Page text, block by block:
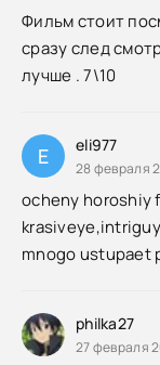
Фильм стоит
сразу след
лучше . 7\10
E eli977
28 февраля
ocheny horoshiy
mnogo ustupaet
philka27
27 февраля